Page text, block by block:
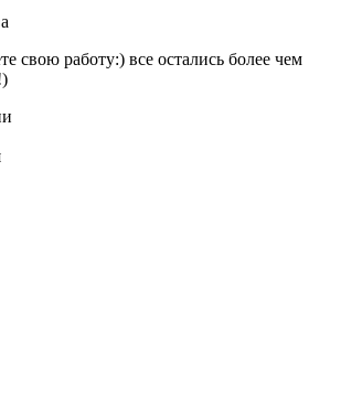
свою работу:) все остались более чем